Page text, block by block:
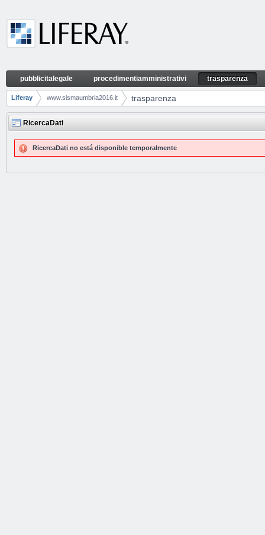
trasparenza
Navegación
pubblicitalegale procedimentiamministrativi trasparenza
Camino de migas
Liferay www.sismaumbria2016.it trasparenza
RicercaDati
RicercaDati no está disponible temporalmente